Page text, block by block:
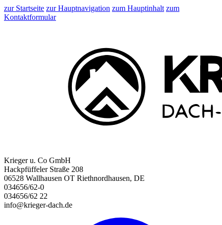
zur Startseite zur Hauptnavigation zum Hauptinhalt zum
Kontaktformular
Krieger u. Co GmbH
Hackpfüffeler Straße 208
06528 Wallhausen OT Riethnordhausen, DE
034656/62-0
034656/62 22
info@krieger-dach.de